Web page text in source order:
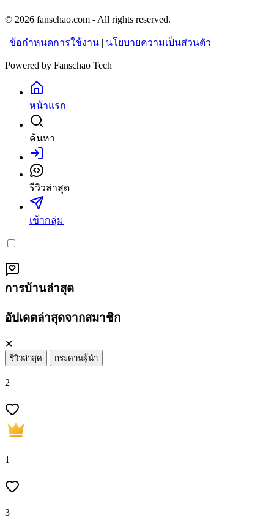
© 2026 fanschao.com - All rights reserved.
ข้อกำหนดการใช้งาน นโยบายความเป็นส่วนตัว
Powered by Fanschao Tech
หน้าแรก
ค้นหา
เข้าสู่ระบบ
รีวิวล่าสุด
เข้ากลุ่ม
การบ้านล่าสุด
อัปเดตล่าสุดจากสมาชิก
✕
รีวิวล่าสุด กระดานผู้นำ
2
1
3